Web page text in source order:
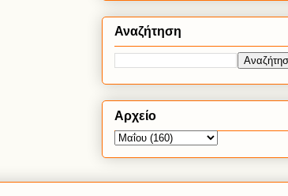
Αναζήτηση
Αρχείο